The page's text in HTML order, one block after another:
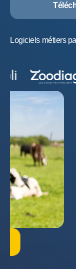
Logiciels métiers